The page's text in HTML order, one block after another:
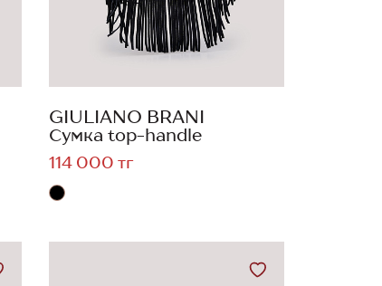
GIULIANO BRANI
Сумка top-handle
114 000 тг